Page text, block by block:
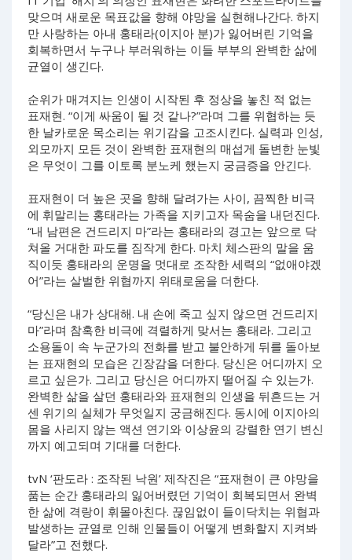
맞으며 새로운 목표값을 향해 야망을 실현해나간다. 하지
만 사랑하는 아내 홍태라(이지아 분)가 잃어버린 기억을
회복하면서 누구나 부러워하는 이들 부부의 완벽한 삶에
균열이 생긴다.
순위가 매겨지는 인생이 시작된 후 정상을 놓친 적 없는
표재현. “이게 싸움이 될 것 같나?”라며 그를 위협하는 듯
한 날카로운 목소리는 위기감을 고조시킨다. 실력과 인성,
외모까지 모든 것이 완벽한 표재현의 매섭게 돌변한 눈빛
은 무엇이 그를 이토록 분노케 했는지 궁금증을 안긴다.
표재현이 더 높은 곳을 향해 달려가는 사이, 끔찍한 비극
에 휘말리는 홍태라는 가족을 지키고자 목숨을 내던진다.
“내 남편은 건드리지 마”라는 홍태라의 경고는 앞으로 닥
쳐올 거대한 파도를 짐작게 한다. 마치 체스판의 말을 움
직이듯 홍태라의 운명을 멋대로 조작한 세력의 “없애야겠
어”라는 살벌한 위협까지 위태로움을 더한다.
“당신은 내가 상대해. 내 손에 죽고 싶지 않으면 건드리지
마”라며 참혹한 비극에 격렬하게 맞서는 홍태라. 그리고
소용돌이 속 누군가의 전화를 받고 불안하게 뒤를 돌아보
는 표재현의 모습은 긴장감을 더한다. 당신은 어디까지 오
르고 싶은가. 그리고 당신은 어디까지 떨어질 수 있는가.
완벽한 삶을 살던 홍태라와 표재현의 인생을 뒤흔드는 거
센 위기의 실체가 무엇일지 궁금해진다. 동시에 이지아의
몸을 사리지 않는 액션 연기와 이상윤의 강렬한 연기 변신
까지 예고되며 기대를 더한다.
tvN ‘판도라 : 조작된 낙원’ 제작진은 “표재현이 큰 야망을
품는 순간 홍태라의 잃어버렸던 기억이 회복되면서 완벽
한 삶에 격랑이 휘몰아친다. 끊임없이 들이닥치는 위협과
발생하는 균열로 인해 인물들이 어떻게 변화할지 지켜봐
달라”고 전했다.